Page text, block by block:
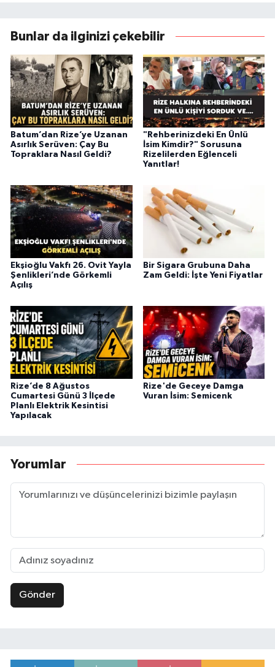
Bunlar da ilginizi çekebilir
Batum’dan Rize’ye Uzanan
Asırlık Serüven: Çay Bu
Topraklara Nasıl Geldi?
"Rehberinizdeki En Ünlü
İsim Kimdir?" Sorusuna
Rizelilerden Eğlenceli
Yanıtlar!
Ekşioğlu Vakfı 26. Ovit Yayla
Şenlikleri’nde Görkemli
Açılış
Bir Sigara Grubuna Daha
Zam Geldi: İşte Yeni Fiyatlar
Rize’de 8 Ağustos
Cumartesi Günü 3 İlçede
Planlı Elektrik Kesintisi
Yapılacak
Rize'de Geceye Damga
Vuran İsim: Semicenk
Yorumlar
Gönder